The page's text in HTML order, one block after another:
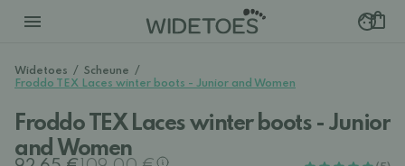
Widetoes / Scheune /
Froddo TEX Laces winter boots - Junior and Women
Froddo TEX Laces winter boots - Junior
and Women